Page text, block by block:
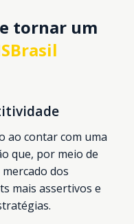
tornar um
ao contar com uma
que, por meio de
dos
mais assertivos e